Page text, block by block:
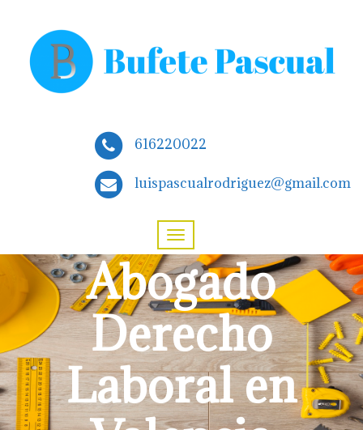
616220022
luispascualrodriguez@gmail.com
Abogado
Derecho
Laboral en